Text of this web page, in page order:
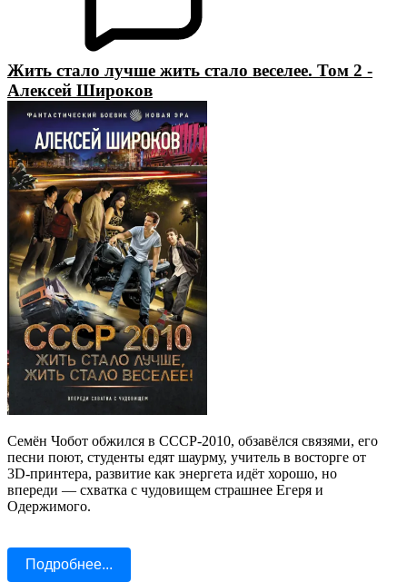
Жить стало лучше жить стало веселее. Том 2 -
Алексей Широков
Семён Чобот обжился в СССР‑2010, обзавёлся связями, его
песни поют, студенты едят шаурму, учитель в восторге от
3D‑принтера, развитие как энергета идёт хорошо, но
впереди — схватка с чудовищем страшнее Егеря и
Одержимого.
Подробнее...